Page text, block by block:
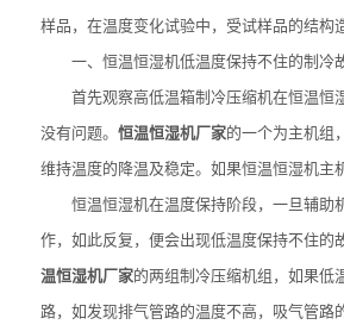
样品，在温度变化试验中，受试样品的结构
一、恒温恒湿机低温度保持不住的制冷故
首先观察高低温箱制冷压缩机在恒温恒湿
没有问题。 恒温恒湿机厂家的一个为主机组
维持温度的降温及稳定。如果恒温恒湿机主
恒温恒湿机在温度保持阶段，一旦辅助机
作，如此反复，便会出现低温度保持不住的
温恒湿机厂家的两组制冷压缩机组，如果低
路，如发现排气管路的温度不高，吸气管路